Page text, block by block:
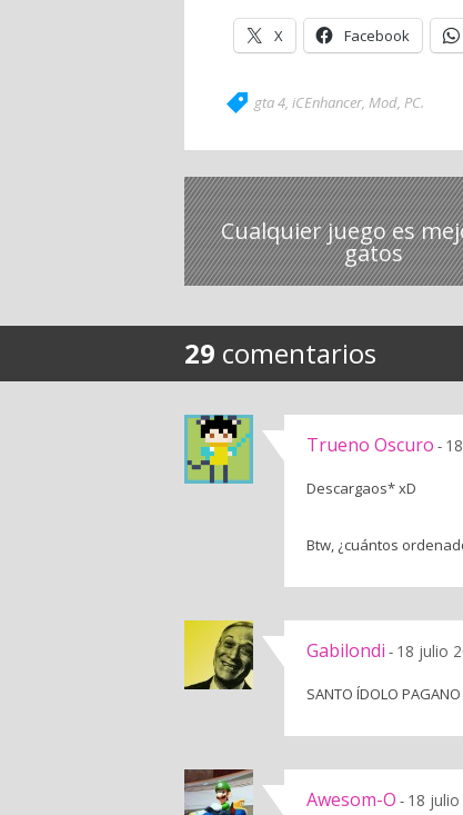
X Facebook
gta 4, iCEnhancer, Mod, PC.
Cualquier juego es
gatos
29 comentarios
Trueno Oscuro -
Descargaos* xD
Btw, ¿cuántos
Gabilondi - 18 julio
SANTO ÍDOLO
Awesom-O - 18